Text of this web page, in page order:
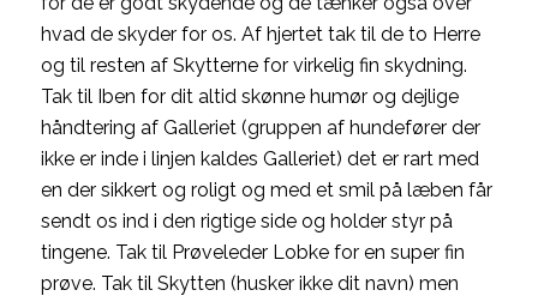
hvad de skyder for os. Af hjertet tak til de to Herre
og til resten af Skytterne for virkelig fin skydning.
Tak til Iben for dit altid skønne humør og dejlige
håndtering af Galleriet (gruppen af hundefører der
ikke er inde i linjen kaldes Galleriet) det er rart med
en der sikkert og roligt og med et smil på læben får
sendt os ind i den rigtige side og holder styr på
tingene. Tak til Prøveleder Lobke for en super fin
prøve. Tak til Skytten (husker ikke dit navn) men